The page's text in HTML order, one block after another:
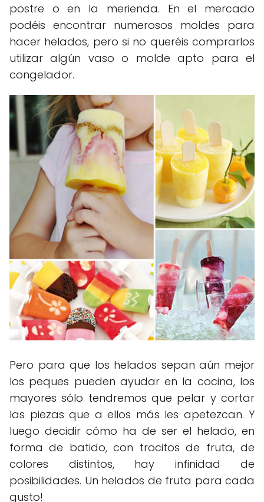
postre o en la merienda. En el mercado
podéis encontrar numerosos moldes para
hacer helados, pero si no queréis comprarlos
utilizar algún vaso o molde apto para el
congelador.
Pero para que los helados sepan aún mejor
los peques pueden ayudar en la cocina, los
mayores sólo tendremos que pelar y cortar
las piezas que a ellos más les apetezcan. Y
luego decidir cómo ha de ser el helado, en
forma de batido, con trocitos de fruta, de
colores distintos, hay infinidad de
posibilidades. Un helados de fruta para cada
gusto!